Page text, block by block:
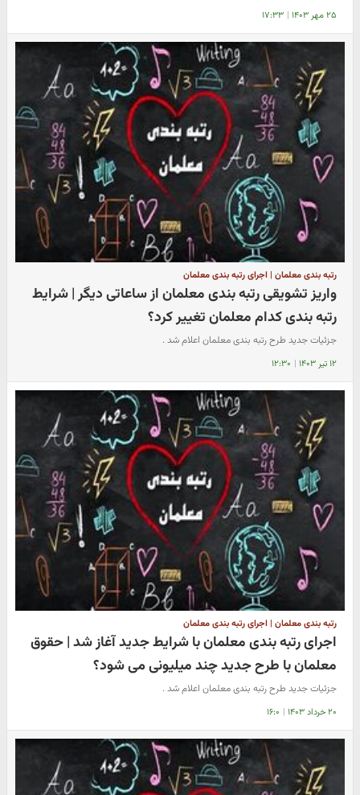
۲۵ مهر ۱۴۰۳ | ۱۷:۳۳
رتبه بندی معلمان | اجرای رتبه بندی معلمان
واریز تشویقی رتبه بندی معلمان از ساعاتی دیگر | شرایط
رتبه بندی کدام‌ معلمان تغییر کرد؟
جزئیات جدید طرح رتبه بندی معلمان اعلام شد .
۱۲ تیر ۱۴۰۳ | ۱۲:۳۰
رتبه بندی معلمان | اجرای رتبه بندی معلمان
اجرای رتبه بندی معلمان با شرایط جدید آغاز شد | حقوق
معلمان با طرح جدید چند میلیونی می شود؟
جزئیات جدید طرح رتبه بندی معلمان اعلام شد .
۲۰ خرداد ۱۴۰۳ | ۱۶:۰